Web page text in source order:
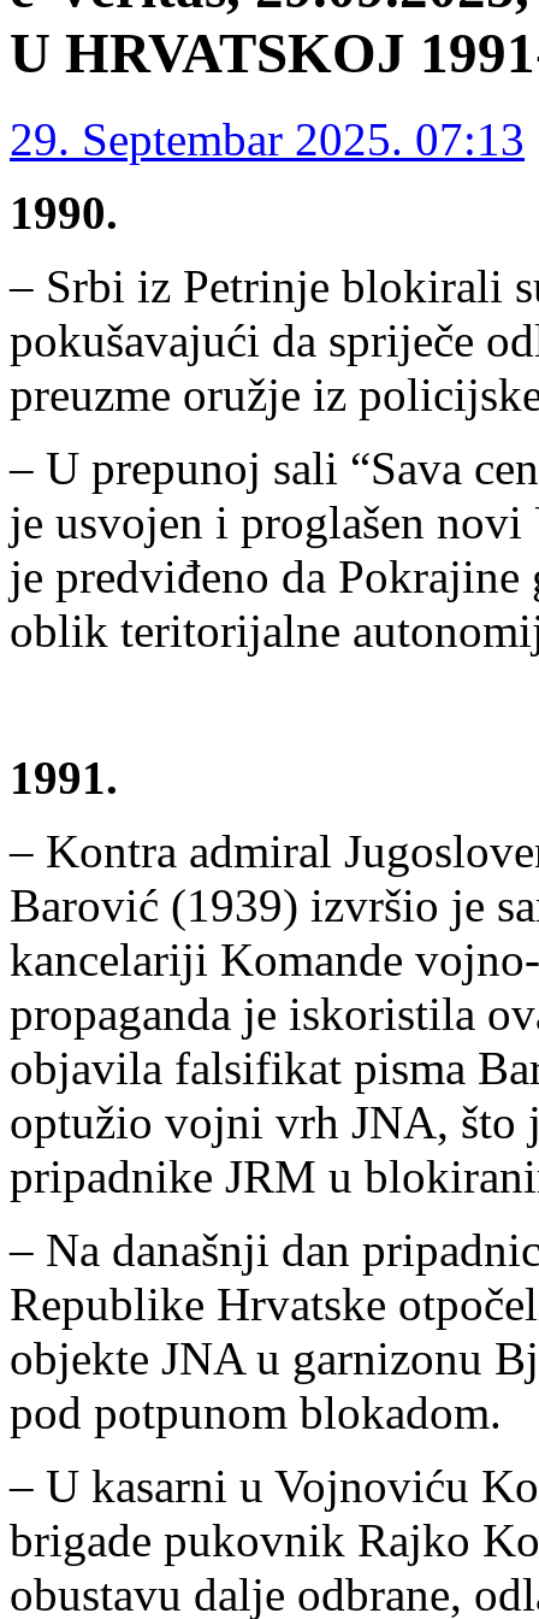
U HRVATSKOJ
29. Septembar 2025. 07:13
1990.
– Srbi iz Petrinje blokirali
pokušavajući da spriječe
preuzme oružje iz
– U prepunoj sali “Sava
je usvojen i proglašen
je predviđeno da
oblik teritorijаlne
1991.
– Kontra admiral
Barović (1939) izvršio je
kancelariji Komande
propaganda je iskoristila
objavila falsifikat pisma
optužio vojni vrh JNA, što
pripadnike JRM u
– Na današnji dan
Republike Hrvatske
objekte JNA u garnizonu
pod potpunom blokadom.
– U kasarni u Vojnoviću
brigade pukovnik Rajko
obustavu dalje odbrane,